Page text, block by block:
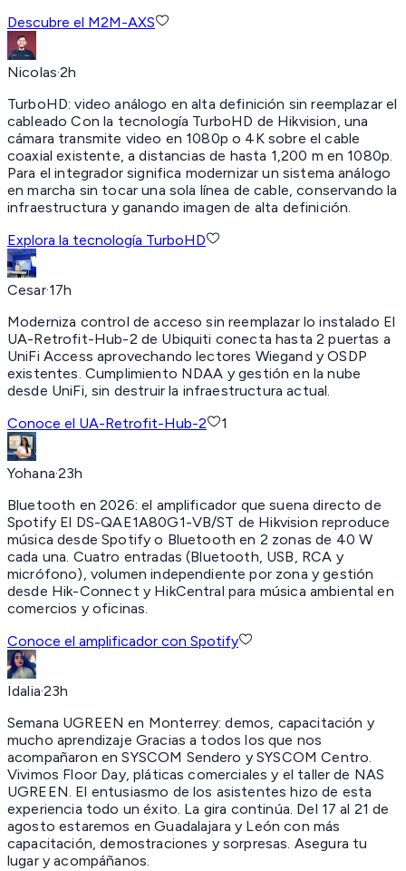
Descubre el M2M-AXS
Nicolas·2h
TurboHD: video análogo en alta definición sin reemplazar el
cableado Con la tecnología TurboHD de Hikvision, una
cámara transmite video en 1080p o 4K sobre el cable
coaxial existente, a distancias de hasta 1,200 m en 1080p.
Para el integrador significa modernizar un sistema análogo
en marcha sin tocar una sola línea de cable, conservando la
infraestructura y ganando imagen de alta definición.
Explora la tecnología TurboHD
Cesar·17h
Moderniza control de acceso sin reemplazar lo instalado El
UA-Retrofit-Hub-2 de Ubiquiti conecta hasta 2 puertas a
UniFi Access aprovechando lectores Wiegand y OSDP
existentes. Cumplimiento NDAA y gestión en la nube
desde UniFi, sin destruir la infraestructura actual.
Conoce el UA-Retrofit-Hub-2
1
Yohana·23h
Bluetooth en 2026: el amplificador que suena directo de
Spotify El DS-QAE1A80G1-VB/ST de Hikvision reproduce
música desde Spotify o Bluetooth en 2 zonas de 40 W
cada una. Cuatro entradas (Bluetooth, USB, RCA y
micrófono), volumen independiente por zona y gestión
desde Hik-Connect y HikCentral para música ambiental en
comercios y oficinas.
Conoce el amplificador con Spotify
Idalia·23h
Semana UGREEN en Monterrey: demos, capacitación y
mucho aprendizaje Gracias a todos los que nos
acompañaron en SYSCOM Sendero y SYSCOM Centro.
Vivimos Floor Day, pláticas comerciales y el taller de NAS
UGREEN. El entusiasmo de los asistentes hizo de esta
experiencia todo un éxito. La gira continúa. Del 17 al 21 de
agosto estaremos en Guadalajara y León con más
capacitación, demostraciones y sorpresas. Asegura tu
lugar y acompáñanos.